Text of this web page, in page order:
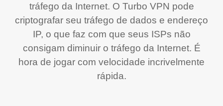
tráfego da Internet. O Turbo VPN pode
criptografar seu tráfego de dados e endereço
IP, o que faz com que seus ISPs não
consigam diminuir o tráfego da Internet. É
hora de jogar com velocidade incrivelmente
rápida.